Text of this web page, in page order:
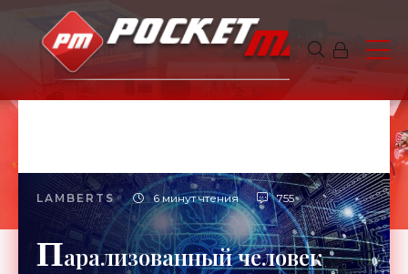
LAMBERTS 6 минут чтения 755
Парализованный человек